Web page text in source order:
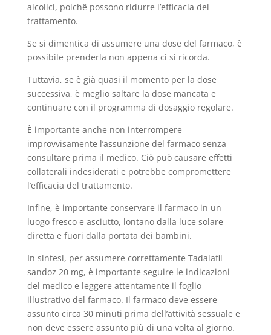
alcolici, poichê possono ridurre l’efficacia del
trattamento.
Se si dimentica di assumere una dose del farmaco, è
possibile prenderla non appena ci si ricorda.
Tuttavia, se è già quasi il momento per la dose
successiva, è meglio saltare la dose mancata e
continuare con il programma di dosaggio regolare.
È importante anche non interrompere
improvvisamente l’assunzione del farmaco senza
consultare prima il medico. Ciò può causare effetti
collaterali indesiderati e potrebbe compromettere
l’efficacia del trattamento.
Infine, è importante conservare il farmaco in un
luogo fresco e asciutto, lontano dalla luce solare
diretta e fuori dalla portata dei bambini.
In sintesi, per assumere correttamente Tadalafil
sandoz 20 mg, è importante seguire le indicazioni
del medico e leggere attentamente il foglio
illustrativo del farmaco. Il farmaco deve essere
assunto circa 30 minuti prima dell’attività sessuale e
non deve essere assunto più di una volta al giorno.